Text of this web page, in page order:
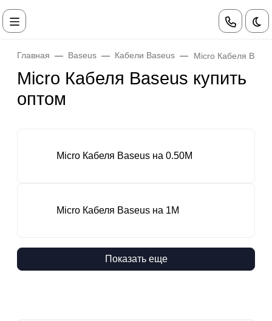
Главная Baseus Кабели Baseus Micro Кабеля
Micro Кабеля Baseus купить
оптом
Micro Кабеля Baseus на 0.50М
Micro Кабеля Baseus на 1М
Показать еще